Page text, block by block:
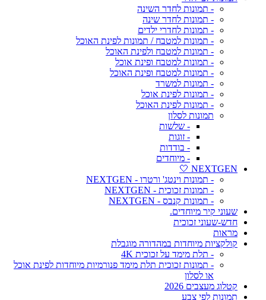
- תמונות לחדר השינה
- תמונות לחדר שינה
- תמונות לחדרי ילדים
- תמונות למטבח / תמונות לפינת האוכל
- תמונות למטבח ולפינת האוכל
- תמונות למטבח ופינת אוכל
- תמונות למטבח ופינת האוכל
- תמונות למשרד
- תמונות לפינת אוכל
- תמונות לפינת האוכל
תמונות לסלון
- שלשות
- זוגות
- בודדות
- מיוחדים
NEXTGEN 🤍
- תמונות וינטג' ורטרו - NEXTGEN
- תמונות זכוכית - NEXTGEN
- תמונות קנבס - NEXTGEN
שעוני קיר מיוחדים.
חדש-שעוני זכוכית
מראות
קולקציות מיוחדות במהדורה מוגבלת
- תלת מימד על זכוכית 4K
- תמונות זכוכית תלת מימד פנורמיות מיוחדות לפינת אוכל
או לסלון
קטלוג מעצבים 2026
תמונות לפי צבע